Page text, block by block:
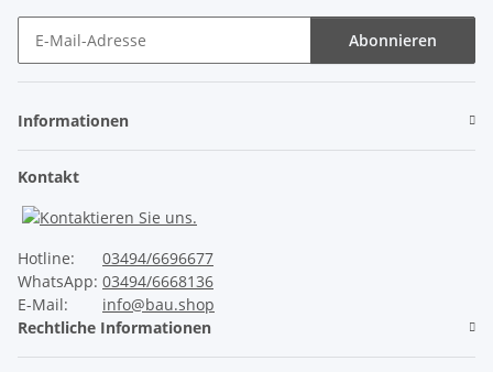
✕
Ruhiger Lauf
Unser ThermoTeck
Industrie-Sicherheitsausstattung
Abonnieren
Informationen
Kontakt
Hotline:
03494/6696677
WhatsApp: 03494/6668136
E-Mail:
info@bau.shop
Rechtliche Informationen